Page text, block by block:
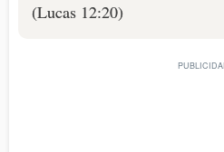
(Lucas 12:20)